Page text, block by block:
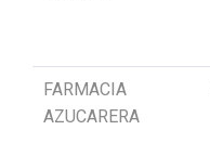
FARMACIA
AZUCARERA